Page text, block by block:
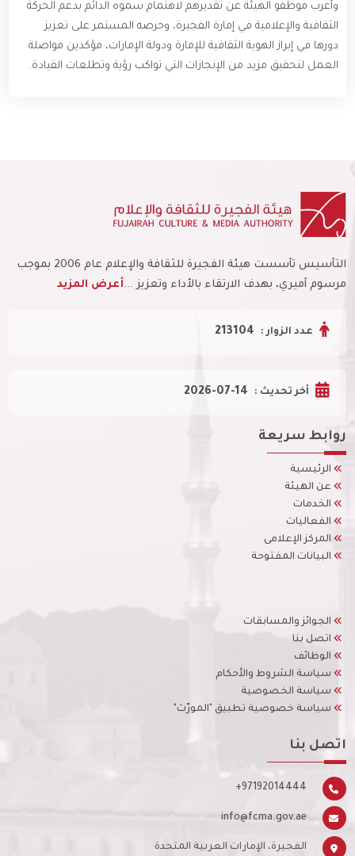
وأعرب موظفو الهيئة عن تقديرهم لاهتمام سموه الدائم بدعم الحركة
الثقافية والإعلامية في إمارة الفجيرة، وحرصه المستمر على تعزيز
دورها في إبراز الهوية الثقافية للإمارة ودولة الإمارات، مؤكدين مواصلة
العمل لتحقيق مزيد من الإنجازات التي تواكب رؤية وتطلعات القيادة.
التأسيس تأسست هيئة الفجيرة للثقافة والإعلام عام 2006 بموجب
مرسوم أميري، بهدف الارتقاء بالأداء وتعزيز ...أعرض المزيد
عدد الزوار : 213104
أخر تحديث : 2026-07-14
روابط سريعة
الرئيسية
عن الهيئة
الخدمات
الفعاليات
المركز الإعلامى
البيانات المفتوحة
الجوائز والمسابقات
اتصل بنا
الوظائف
سياسة الشروط والأحكام
سياسة الخصوصية
سياسة خصوصية تطبيق "المورّث"
اتصل بنا
+97192014444
info@fcma.gov.ae
الفجيرة، الإمارات العربية المتحدة